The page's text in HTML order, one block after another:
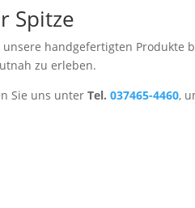
Spitze
handgefertigten
zu erleben.
Sie uns unter Tel. 037465-4460,